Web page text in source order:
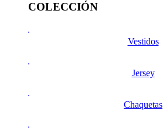
COLECCIÓN
Vestidos
Jersey
Chaquetas